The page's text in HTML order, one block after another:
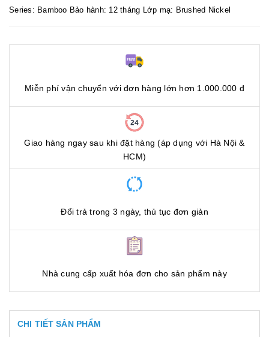
Series: Bamboo Bảo hành: 12 tháng Lớp mạ: Brushed Nickel
Miễn phí vận chuyển với đơn hàng lớn hơn 1.000.000 đ
Giao hàng ngay sau khi đặt hàng (áp dụng với Hà Nội &
HCM)
Đổi trả trong 3 ngày, thủ tục đơn giản
Nhà cung cấp xuất hóa đơn cho sản phẩm này
CHI TIẾT SẢN PHẨM